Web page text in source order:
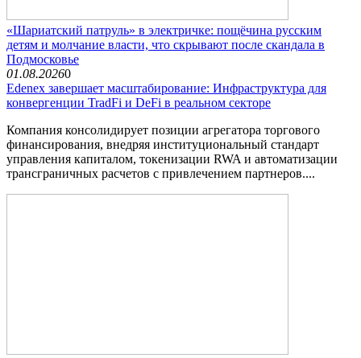
«Шариатский патруль» в электричке: пощёчина русским
детям и молчание власти, что скрывают после скандала в
Подмосковье
01.08.20260
Edenex завершает масштабирование: Инфраструктура для
конвергенции TradFi и DeFi в реальном секторе
Компания консолидирует позиции агрегатора торгового
финансирования, внедряя институциональный стандарт
управления капиталом, токенизации RWA и автоматизации
трансграничных расчетов с привлечением партнеров....